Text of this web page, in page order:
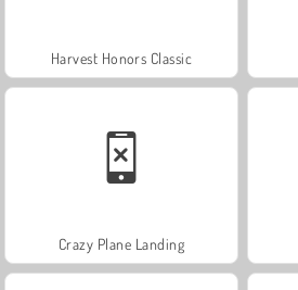
Harvest Honors Classic
Crazy Plane Landing